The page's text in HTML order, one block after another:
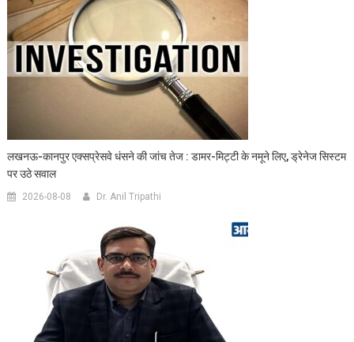
लखनऊ-कानपुर एक्सप्रेसवे धंसने की जांच तेज : डामर-मिट्टी के नमूने लिए, ड्रेनेज सिस्टम
पर उठे सवाल
2026-08-08 Dr. Anil Tripathi